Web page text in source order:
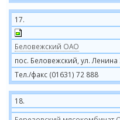
17.
Беловежский ОАО
пос. Беловежский, ул. Ленина
Тел./факс (01631) 72 888
18.